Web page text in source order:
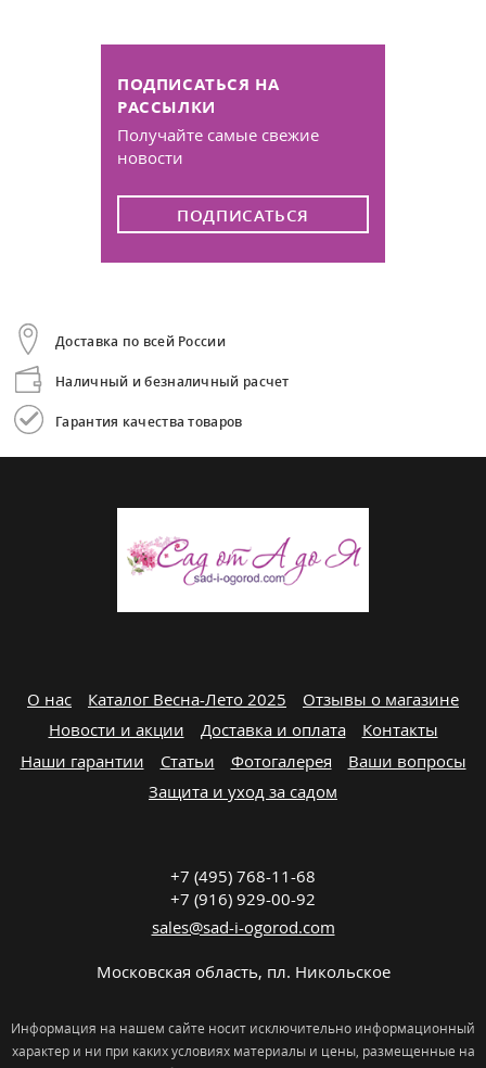
ПОДПИСАТЬСЯ НА
РАССЫЛКИ
Получайте самые свежие
новости
ПОДПИСАТЬСЯ
Доставка по всей России
Наличный и безналичный расчет
Гарантия качества товаров
О нас Каталог Весна-Лето 2025
Отзывы о магазине
Новости и акции
Доставка и оплата
Контакты
Наши гарантии
Статьи Фотогалерея
Ваши вопросы
Защита и уход за садом
+7 (495) 768-11-68
+7 (916) 929-00-92
sales@sad-i-ogorod.com
Московская область, пл. Никольcкое
Информация на нашем сайте носит исключительно информационный
характер и ни при каких условиях материалы и цены, размещенные на